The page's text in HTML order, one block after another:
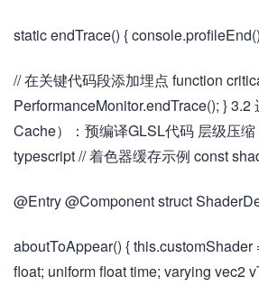
static endTrace() {
// 在关键代码段添加埋点 function
PerformanceMonitor.endTrace(); }
Cache）：预编译GLSL代码 层级压
typescript // 着色器缓存示例 const
@Entry @Component struct
aboutToAppear() {
float; uniform float time; varying vec2